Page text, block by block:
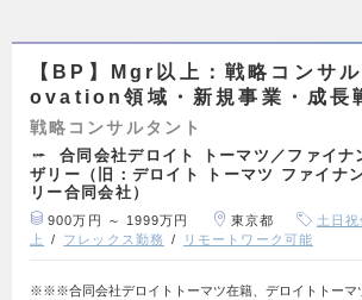
【BP】Mgr以上：戦略コンサ
ovation領域・新規事業・成長
戦略コンサルタント
合同会社デロイト トーマツ／ファイナ
ザリー（旧：デロイト トーマツ ファイナ
リー合同会社）
900万円 ～ 1999万円 東京都 土日祝
上
フレックス勤務 リモートワーク可能
※※※合同会社デロイトトーマツ在籍、デロイトトーマ